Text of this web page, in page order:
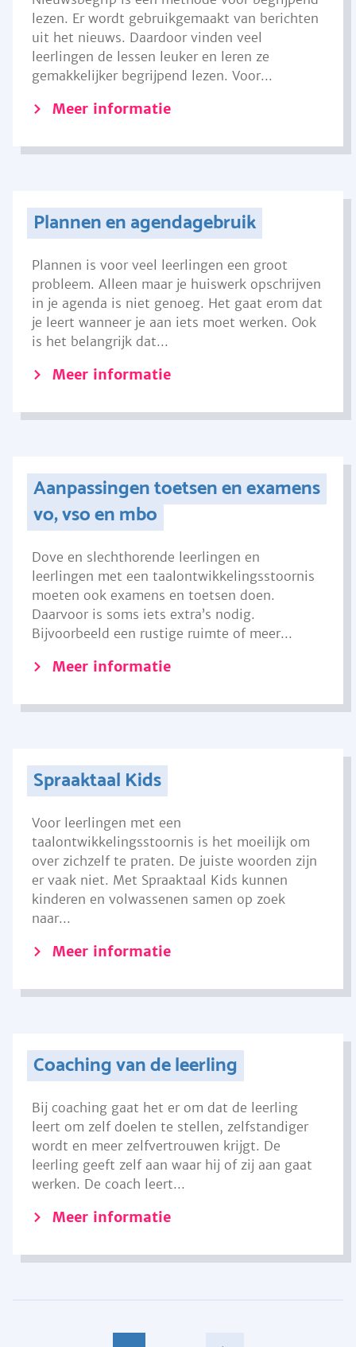
lezen. Er wordt gebruikgemaakt van berichten
uit het nieuws. Daardoor vinden veel
leerlingen de lessen leuker en leren ze
gemakkelijker begrijpend lezen. Voor...
Meer informatie
Plannen en agendagebruik
Plannen is voor veel leerlingen een groot
probleem. Alleen maar je huiswerk opschrijven
in je agenda is niet genoeg. Het gaat erom dat
je leert wanneer je aan iets moet werken. Ook
is het belangrijk dat...
Meer informatie
Aanpassingen toetsen en examens
vo, vso en mbo
Dove en slechthorende leerlingen en
leerlingen met een taalontwikkelingsstoornis
moeten ook examens en toetsen doen.
Daarvoor is soms iets extra’s nodig.
Bijvoorbeeld een rustige ruimte of meer...
Meer informatie
Spraaktaal Kids
Voor leerlingen met een
taalontwikkelingsstoornis is het moeilijk om
over zichzelf te praten. De juiste woorden zijn
er vaak niet. Met Spraaktaal Kids kunnen
kinderen en volwassenen samen op zoek
naar...
Meer informatie
Coaching van de leerling
Bij coaching gaat het er om dat de leerling
leert om zelf doelen te stellen, zelfstandiger
wordt en meer zelfvertrouwen krijgt. De
leerling geeft zelf aan waar hij of zij aan gaat
werken. De coach leert...
Meer informatie